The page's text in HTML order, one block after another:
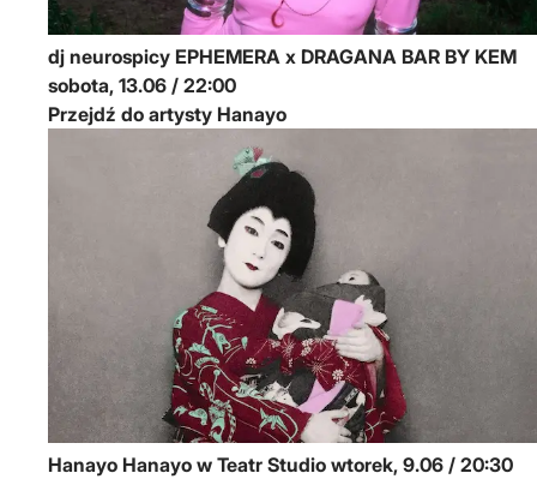
dj neurospicy EPHEMERA x DRAGANA BAR BY KEM
sobota, 13.06 / 22:00
Przejdź do artysty Hanayo
Hanayo Hanayo w Teatr Studio
wtorek, 9.06 / 20:30